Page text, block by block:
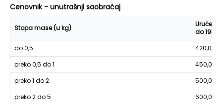
Cenovnik - unutrašnji saobraćaj
Stopa mase (u kg)
Uručenje
do 19h
do 0,5
420,00
preko 0,5 do 1
450,00
preko 1 do 2
500,00
preko 2 do 5
600,00